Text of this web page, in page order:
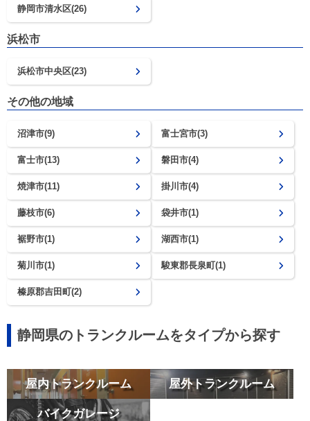
静岡市清水区(26)
浜松市
浜松市中央区(23)
その他の地域
沼津市(9) 富士宮市(3)
富士市(13) 磐田市(4)
焼津市(11) 掛川市(4)
藤枝市(6) 袋井市(1)
裾野市(1) 湖西市(1)
菊川市(1) 駿東郡長泉町(1)
榛原郡吉田町(2)
静岡県のトランクルームをタイプから探す
屋内トランクルーム 屋外トランクルーム
バイクガレージ